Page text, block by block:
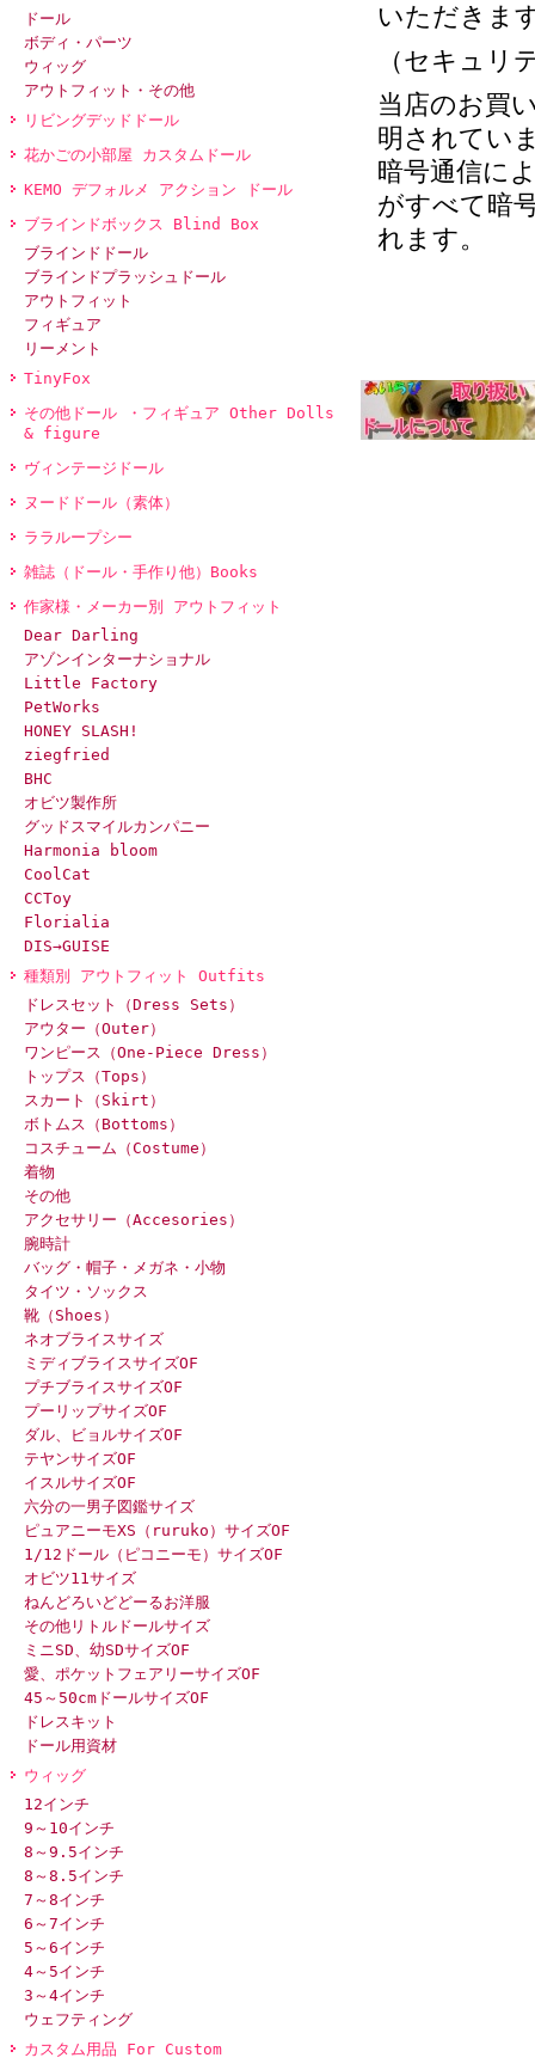
ドール
ボディ・パーツ
ウィッグ
アウトフィット・その他
リビングデッドドール
花かごの小部屋 カスタムドール
KEMO デフォルメ アクション ドール
ブラインドボックス Blind Box
ブラインドドール
ブラインドプラッシュドール
アウトフィット
フィギュア
リーメント
TinyFox
その他ドール ・フィギュア Other Dolls
& figure
ヴィンテージドール
ヌードドール（素体）
ララループシー
雑誌（ドール・手作り他）Books
作家様・メーカー別 アウトフィット
Dear Darling
アゾンインターナショナル
Little Factory
PetWorks
HONEY SLASH!
ziegfried
BHC
オビツ製作所
グッドスマイルカンパニー
Harmonia bloom
CoolCat
CCToy
Florialia
DIS→GUISE
種類別 アウトフィット Outfits
ドレスセット（Dress Sets）
アウター（Outer）
ワンピース（One-Piece Dress）
トップス（Tops）
スカート（Skirt）
ボトムス（Bottoms）
コスチューム（Costume）
着物
その他
アクセサリー（Accesories）
腕時計
バッグ・帽子・メガネ・小物
タイツ・ソックス
靴（Shoes）
ネオブライスサイズ
ミディブライスサイズOF
プチブライスサイズOF
プーリップサイズOF
ダル、ビョルサイズOF
テヤンサイズOF
イスルサイズOF
六分の一男子図鑑サイズ
ピュアニーモXS（ruruko）サイズOF
1/12ドール（ピコニーモ）サイズOF
オビツ11サイズ
ねんどろいどどーるお洋服
その他リトルドールサイズ
ミニSD、幼SDサイズOF
愛、ポケットフェアリーサイズOF
45～50cmドールサイズOF
ドレスキット
ドール用資材
ウィッグ
12インチ
9～10インチ
8～9.5インチ
8～8.5インチ
7～8インチ
6～7インチ
5～6インチ
4～5インチ
3～4インチ
ウェフティング
カスタム用品 For Custom
いただきま
（セキュリ
当店のお買
明されてい
暗号通信に
がすべて暗
れます。